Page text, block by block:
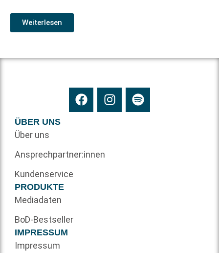
Weiterlesen
ÜBER UNS
Über uns
Ansprechpartner:innen
Kundenservice
PRODUKTE
Mediadaten
BoD-Bestseller
IMPRESSUM
Impressum